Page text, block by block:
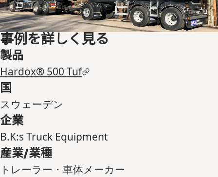
事例を詳しく見る
製品
Hardox® 500 Tuf
国
スウェーデン
企業
B.K:s Truck Equipment
産業/業種
トレーラー・車体メーカー